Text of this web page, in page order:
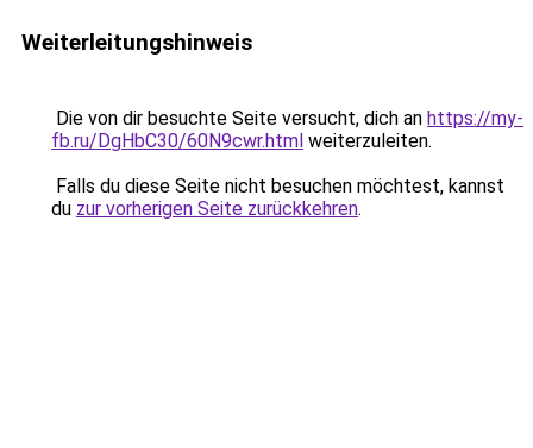
Weiterleitungshinweis
Die von dir besuchte Seite versucht, dich an https://my-
fb.ru/DgHbC30/60N9cwr.html weiterzuleiten.
Falls du diese Seite nicht besuchen möchtest, kannst
du zur vorherigen Seite zurückkehren.